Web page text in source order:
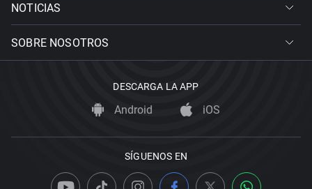
NOTICIAS
SOBRE NOSOTROS
DESCARGA LA APP
Android iOS
SÍGUENOS EN